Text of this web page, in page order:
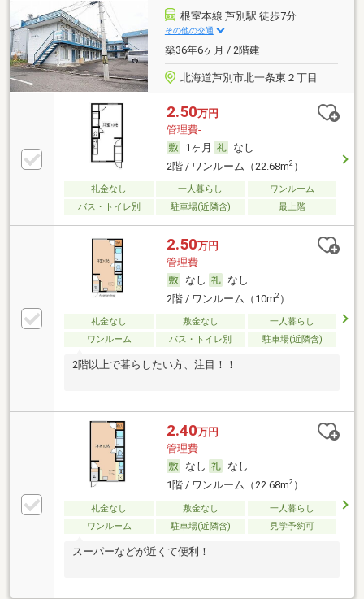
根室本線 芦別駅 徒歩7分
その他の交通
築36年6ヶ月 / 2階建
北海道芦別市北一条東２丁目
2.50万円
管理費-
1ヶ月
なし
2階 / ワンルーム（22.68m2）
礼金なし 一人暮らし
ワンルーム
バス・トイレ別
駐車場(近隣含) 最上階
2.50万円
管理費-
なし
なし
2階 / ワンルーム（10m2）
礼金なし 敷金なし
一人暮らし
ワンルーム
バス・トイレ別 駐車場(近隣含)
2階以上で暮らしたい方、注目！！
2.40万円
管理費-
なし
なし
1階 / ワンルーム（22.68m2）
礼金なし 敷金なし
一人暮らし
ワンルーム
駐車場(近隣含) 見学予約可
スーパーなどが近くて便利！